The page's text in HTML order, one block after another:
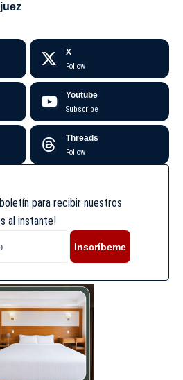
X
Follow
Youtube
Subscribe
Threads
Follow
para recibir nuestros
al instante!
Inscríbeme